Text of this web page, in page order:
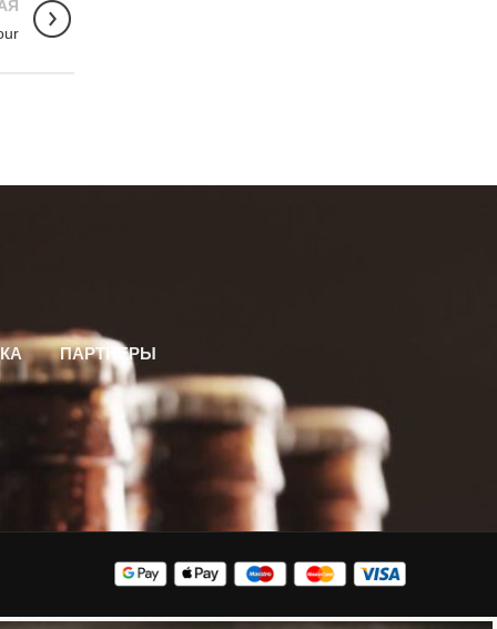
ПАРТНЕРЫ